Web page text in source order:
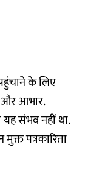
के लिए
और आभार.
संभव नहीं था.
पत्रकारिता